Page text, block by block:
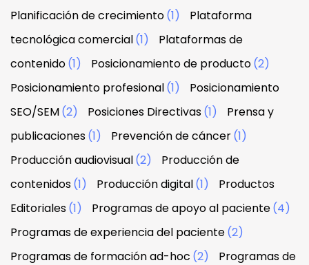
Planificación de crecimiento(1)
Plataforma
tecnológica comercial(1)
Plataformas de
contenido(1) Posicionamiento de producto(2)
Posicionamiento profesional(1)
Posicionamiento
SEO/SEM(2) Posiciones Directivas(1)
Prensa y
publicaciones(1) Prevención de cáncer(1)
Producción audiovisual(2)
Producción de
contenidos(1) Producción digital(1)
Productos
Editoriales(1) Programas de apoyo al paciente(4)
Programas de experiencia del paciente(2)
Programas de formación ad-hoc (2)
Programas de